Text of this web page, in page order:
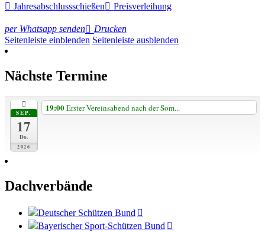
Jahres­abschluss­schießen Preisverleihung
per Whatsapp senden
Drucken
Seitenleiste einblenden Seitenleiste ausblenden
Nächste Termine
SEP.
17
Do.
2026
19:00Erster Vereinsabend nach der Som...
Dachverbände
Deutscher Schützen Bund
Bayerischer Sport-Schützen Bund